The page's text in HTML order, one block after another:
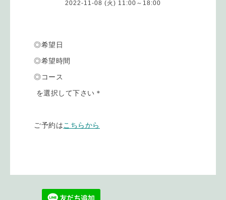
2022-11-08 (火) 11:00～18:00
◎希望日
◎希望時間
◎コース
を選択して下さい＊
ご予約はこちらから